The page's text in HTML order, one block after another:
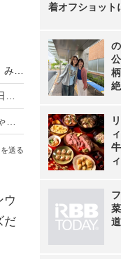
送る
ウ
だ
着オフショット